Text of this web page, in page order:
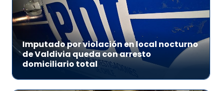
Imputado por violación en local nocturno
de Valdivia queda con arresto
domiciliario total